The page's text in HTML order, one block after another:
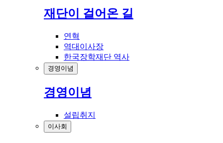
재단이 걸어온 길
연혁
역대이사장
한국장학재단 역사
경영이념
경영이념
설립취지
이사회